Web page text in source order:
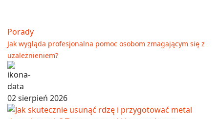
Porady
Jak wygląda profesjonalna pomoc osobom zmagającym się z
uzależnieniem?
02 sierpień 2026